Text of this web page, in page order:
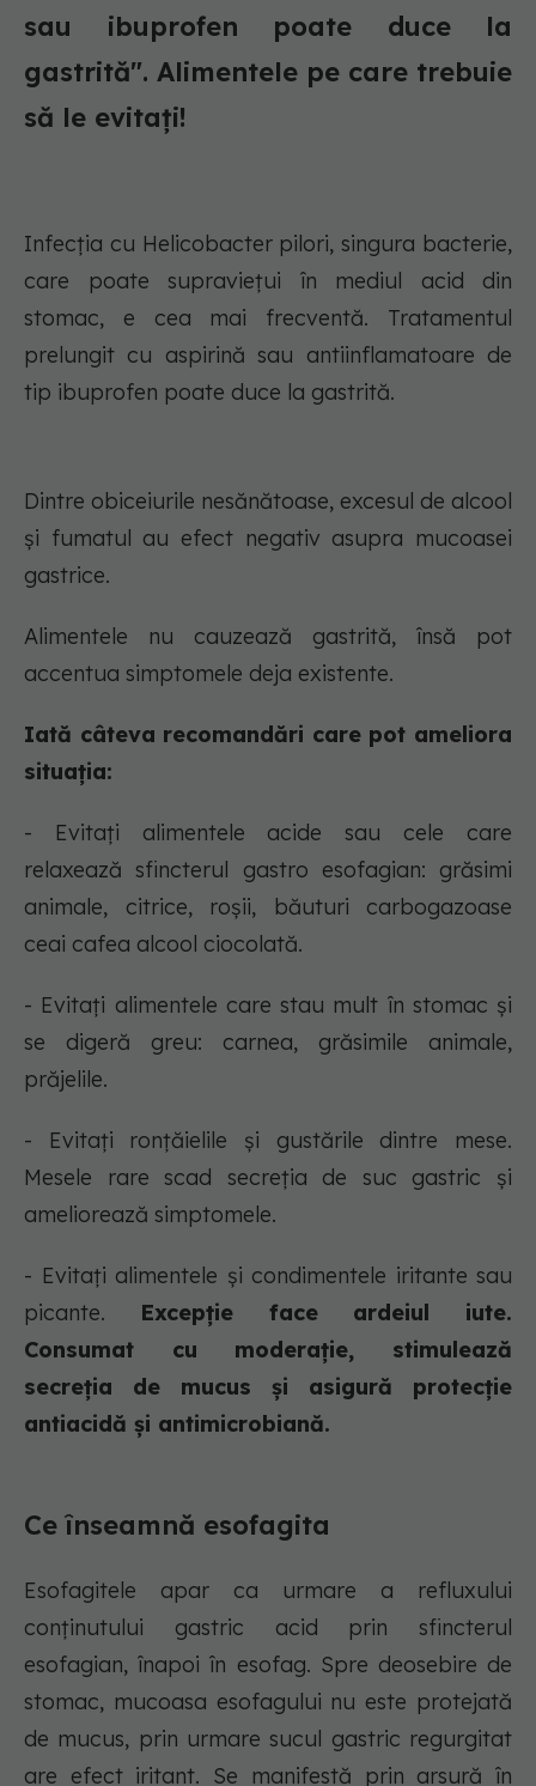
sau ibuprofen poate duce la
gastrită". Alimentele pe care trebuie
să le evitați!
Infecția cu Helicobacter pilori, singura bacterie,
care poate supraviețui în mediul acid din
stomac, e cea mai frecventă. Tratamentul
prelungit cu aspirină sau antiinflamatoare de
tip ibuprofen poate duce la gastrită.
Dintre obiceiurile nesănătoase, excesul de alcool
și fumatul au efect negativ asupra mucoasei
gastrice.
Alimentele nu cauzează gastrită, însă pot
accentua simptomele deja existente.
Iată câteva recomandări care pot ameliora
situația:
- Evitați alimentele acide sau cele care
relaxează sfincterul gastro esofagian: grăsimi
animale, citrice, roșii, băuturi carbogazoase
ceai cafea alcool ciocolată.
- Evitați alimentele care stau mult în stomac și
se digeră greu: carnea, grăsimile animale,
prăjelile.
- Evitați ronțăielile și gustările dintre mese.
Mesele rare scad secreția de suc gastric și
ameliorează simptomele.
- Evitați alimentele și condimentele iritante sau
picante. Excepție face ardeiul iute.
Consumat cu moderație, stimulează
secreția de mucus și asigură protecție
antiacidă și antimicrobiană.
Ce înseamnă esofagita
Esofagitele apar ca urmare a refluxului
conținutului gastric acid prin sfincterul
esofagian, înapoi în esofag. Spre deosebire de
stomac, mucoasa esofagului nu este protejată
de mucus, prin urmare sucul gastric regurgitat
are efect iritant. Se manifestă prin arsură în